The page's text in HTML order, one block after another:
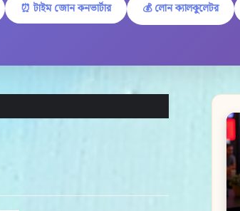
⏰ টাইম জোন কনভার্টার 💰 লোন ক্যালকুলেটর